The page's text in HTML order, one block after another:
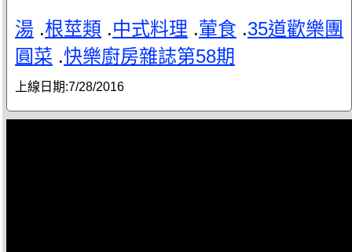
湯 .根莖類 .中式料理 .葷食 .35道歡樂團
圓菜 .快樂廚房雜誌第58期
上線日期:7/28/2016